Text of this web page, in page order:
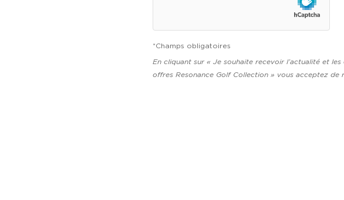
*Champs obligatoires
En cliquant sur « Je souhaite recevoir l’actualité et
offres Resonance Golf Collection » vous acceptez